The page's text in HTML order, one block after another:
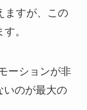
ますが、この
。
ーションが非
いのが最大の